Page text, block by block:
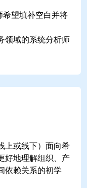
希望填补空白并将
领域的系统分析师
上或线下）面向希
好地理解组织、产
依赖关系的初学